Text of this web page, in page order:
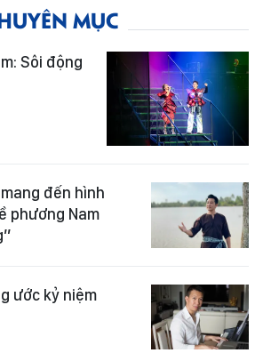
MỤC
Sôi động
đến hình
phương Nam
ước kỷ niệm